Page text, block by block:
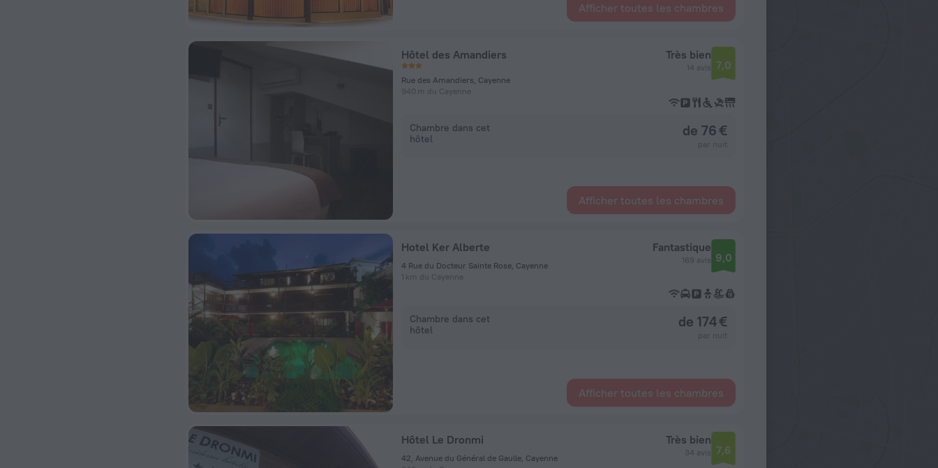
Afficher toutes les chambres
Hôtel des Amandiers
Rue des Amandiers, Cayenne
940 m du Cayenne
Très bien
14 avis 7,0
Chambre dans cet
hôtel
de 76 €
Afficher toutes les chambres
Hotel Ker Alberte
4 Rue du Docteur Sainte Rose, Cayenne
1 km du Cayenne
Fantastique
169 avis 9,0
Chambre dans cet
hôtel
de 174 €
Afficher toutes les chambres
Hôtel Le Dronmi
42, Avenue du Général de Gaulle, Cayenne
Très bien
34 avis 7,6